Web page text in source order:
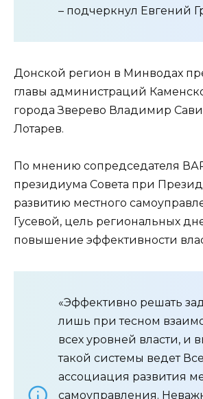
– подчеркнул Евгений
Донской регион в Минводах
главы администраций
города Зверево Владимир
Лотарев.
По мнению сопредседателя
президиума Совета при
развитию местного
Гусевой, цель региональных
повышение эффективности
«Эффективно решать
лишь при тесном
всех уровней власти, и
такой системы ведет
ассоциация развития
самоуправления.